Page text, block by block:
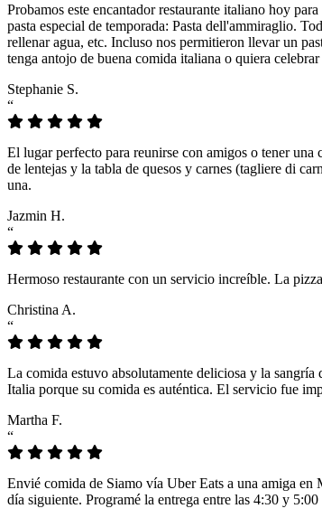
Probamos este encantador restaurante italiano hoy
pasta especial de temporada: Pasta dell'ammiraglio.
rellenar agua, etc. Incluso nos permitieron llevar un
tenga antojo de buena comida italiana o quiera
Stephanie S.
“
El lugar perfecto para reunirse con amigos o tener
de lentejas y la tabla de quesos y carnes (tagliere di
una.
Jazmin H.
“
Hermoso restaurante con un servicio increíble. La
Christina A.
“
La comida estuvo absolutamente deliciosa y la
Italia porque su comida es auténtica. El servicio fue
Martha F.
“
Envié comida de Siamo vía Uber Eats a una amiga
día siguiente. Programé la entrega entre las 4:30 y